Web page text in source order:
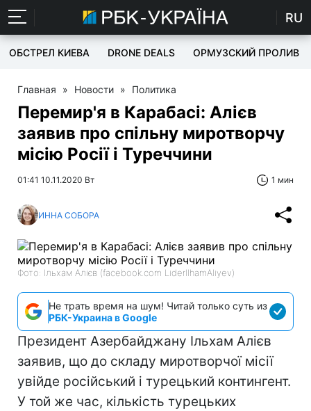
RU
ОБСТРЕЛ КИЕВА DRONE DEALS ОРМУЗСКИЙ ПРОЛИВ
Главная » Новости » Политика
Перемир'я в Карабасі: Алієв
заявив про спільну миротворчу
місію Росії і Туреччини
01:41 10.11.2020 Вт 1 мин
ИННА СОБОРА
Фото: Ільхам Алієв (facebook.com LiderIlhamAliyev)
Не трать время на шум! Читай только суть из
РБК-Украина в Google
Президент Азербайджану Ільхам Алієв
заявив, що до складу миротворчої місії
увійде російський і турецький контингент.
У той же час, кількість турецьких